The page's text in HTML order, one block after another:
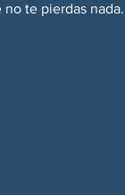
te pierdas nada.